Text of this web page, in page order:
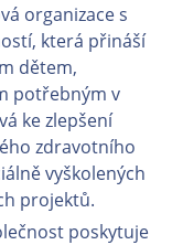
organizace s
která přináší
dětem,
potřebným v
ke zlepšení
zdravotního
vyškolených
projektů.
poskytuje